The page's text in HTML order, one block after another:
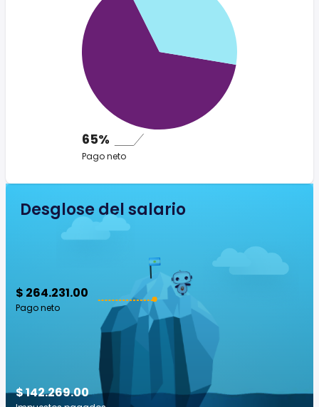
65%
Pago neto
Desglose del salario
$ 264.231.00
Pago neto
$ 142.269.00